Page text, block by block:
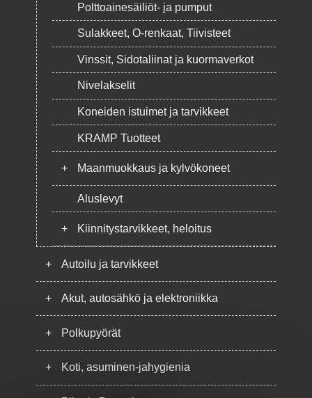
Polttoainesäiliöt- ja pumput
Sulakkeet, O-renkaat, Tiivisteet
Vinssit, Sidotaliinat ja kuormaverkot
Nivelakselit
Koneiden istuimet ja tarvikkeet
KRAMP Tuotteet
+ Maanmuokkaus ja kylvökoneet
Aluslevyt
+ Kiinnitystarvikkeet, heloitus
+ Autoilu ja tarvikkeet
+ Akut, autosähkö ja elektroniikka
+ Polkupyörät
+ Koti, asuminen-jahygienia